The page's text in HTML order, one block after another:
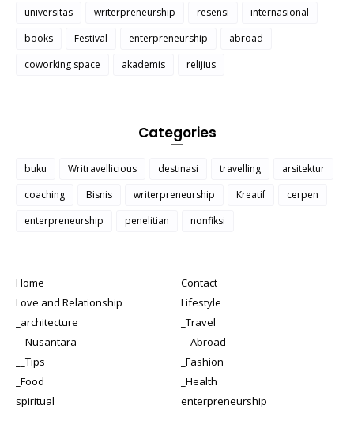
universitas
writerpreneurship resensi
internasional
books
Festival enterpreneurship
abroad
coworking space
akademis relijius
Categories
buku Writravellicious destinasi travelling
arsitektur
coaching
Bisnis writerpreneurship Kreatif
cerpen
enterpreneurship
penelitian nonfiksi
Home
Contact
Love and Relationship
Lifestyle
_architecture
_Travel
__Nusantara
__Abroad
__Tips
_Fashion
_Food
_Health
spiritual
enterpreneurship